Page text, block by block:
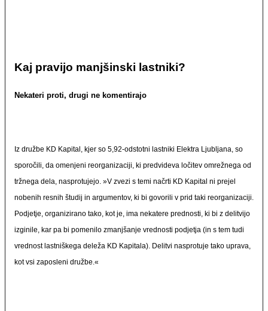
Kaj pravijo manjšinski lastniki?
Nekateri proti, drugi ne komentirajo
Iz družbe KD Kapital, kjer so 5,92-odstotni lastniki Elektra Ljubljana, so
sporočili, da omenjeni reorganizaciji, ki predvideva ločitev omrežnega od
tržnega dela, nasprotujejo. »V zvezi s temi načrti KD Kapital ni prejel
nobenih resnih študij in argumentov, ki bi govorili v prid taki reorganizaciji.
Podjetje, organizirano tako, kot je, ima nekatere prednosti, ki bi z delitvijo
izginile, kar pa bi pomenilo zmanjšanje vrednosti podjetja (in s tem tudi
vrednost lastniškega deleža KD Kapitala). Delitvi nasprotuje tako uprava,
kot vsi zaposleni družbe.«